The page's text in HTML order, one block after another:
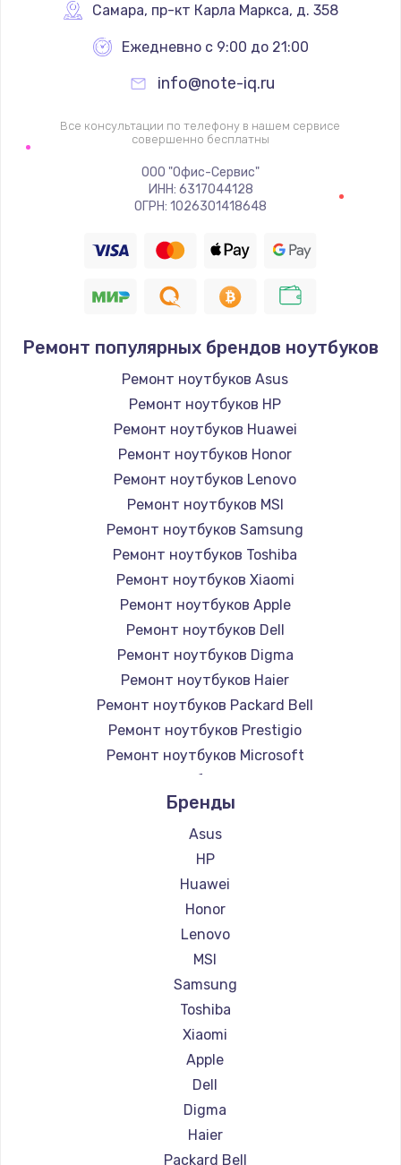
Самара, пр-кт Карла Маркса, д. 358
Ежедневно с 9:00 до 21:00
info@note-iq.ru
Все консультации по телефону в нашем сервисе
совершенно бесплатны
ООО "Офис-Сервис"
ИНН: 6317044128
ОГРН: 1026301418648
Ремонт популярных брендов ноутбуков
Ремонт ноутбуков Asus
Ремонт ноутбуков HP
Ремонт ноутбуков Huawei
Ремонт ноутбуков Honor
Ремонт ноутбуков Lenovo
Ремонт ноутбуков MSI
Ремонт ноутбуков Samsung
Ремонт ноутбуков Toshiba
Ремонт ноутбуков Xiaomi
Ремонт ноутбуков Apple
Ремонт ноутбуков Dell
Ремонт ноутбуков Digma
Ремонт ноутбуков Haier
Ремонт ноутбуков Packard Bell
Ремонт ноутбуков Prestigio
Ремонт ноутбуков Microsoft
Ремонт ноутбуков Alienware
Ремонт ноутбуков Aquarius
Ремонт ноутбуков Gigabyte
Ремонт ноутбуков Aorus
Ремонт ноутбуков Maibenben
Ремонт ноутбуков Getac
Ремонт ноутбуков Epson
Ремонт ноутбуков Philips
Ремонт ноутбуков LG
Ремонт ноутбуков Panasonic
Ремонт ноутбуков Irbis
Ремонт ноутбуков Thunderobot
Ремонт ноутбуков Hasee
Ремонт ноутбуков ZTE
Ремонт ноутбуков Hiper
Ремонт ноутбуков Evga
Бренды
Asus
HP
Huawei
Honor
Lenovo
MSI
Samsung
Toshiba
Xiaomi
Apple
Dell
Digma
Haier
Packard Bell